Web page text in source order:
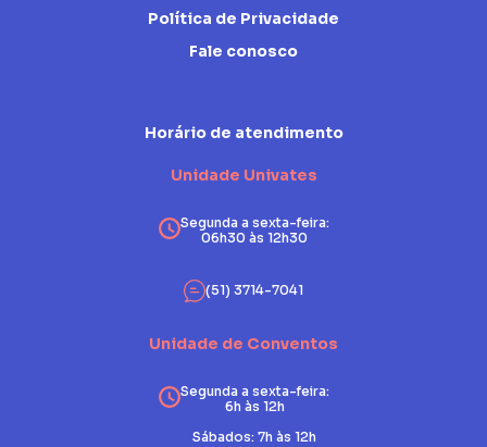
Política de Privacidade
Fale conosco
Horário de atendimento
Unidade Univates
Segunda a sexta-feira:
06h30 às 12h30
(51) 3714-7041
Unidade de Conventos
Segunda a sexta-feira:
6h às 12h
Sábados: 7h às 12h